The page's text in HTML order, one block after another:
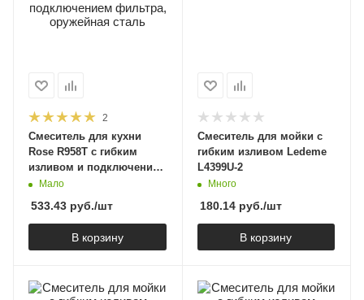
2
Смеситель для кухни
Rose R958T с гибким
изливом и подключением
фильтра, оружейная
Мало
533.43 руб./шт
В корзину
Смеситель для мойки с
гибким изливом Ledeme
L4399U-2
Много
180.14руб./шт
В корзину